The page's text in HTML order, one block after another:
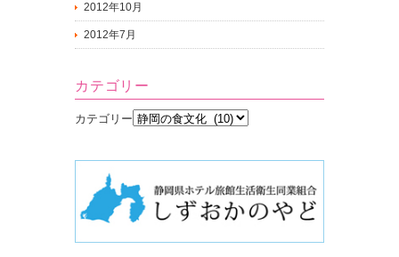
2012年10月
2012年7月
カテゴリー
カテゴリー